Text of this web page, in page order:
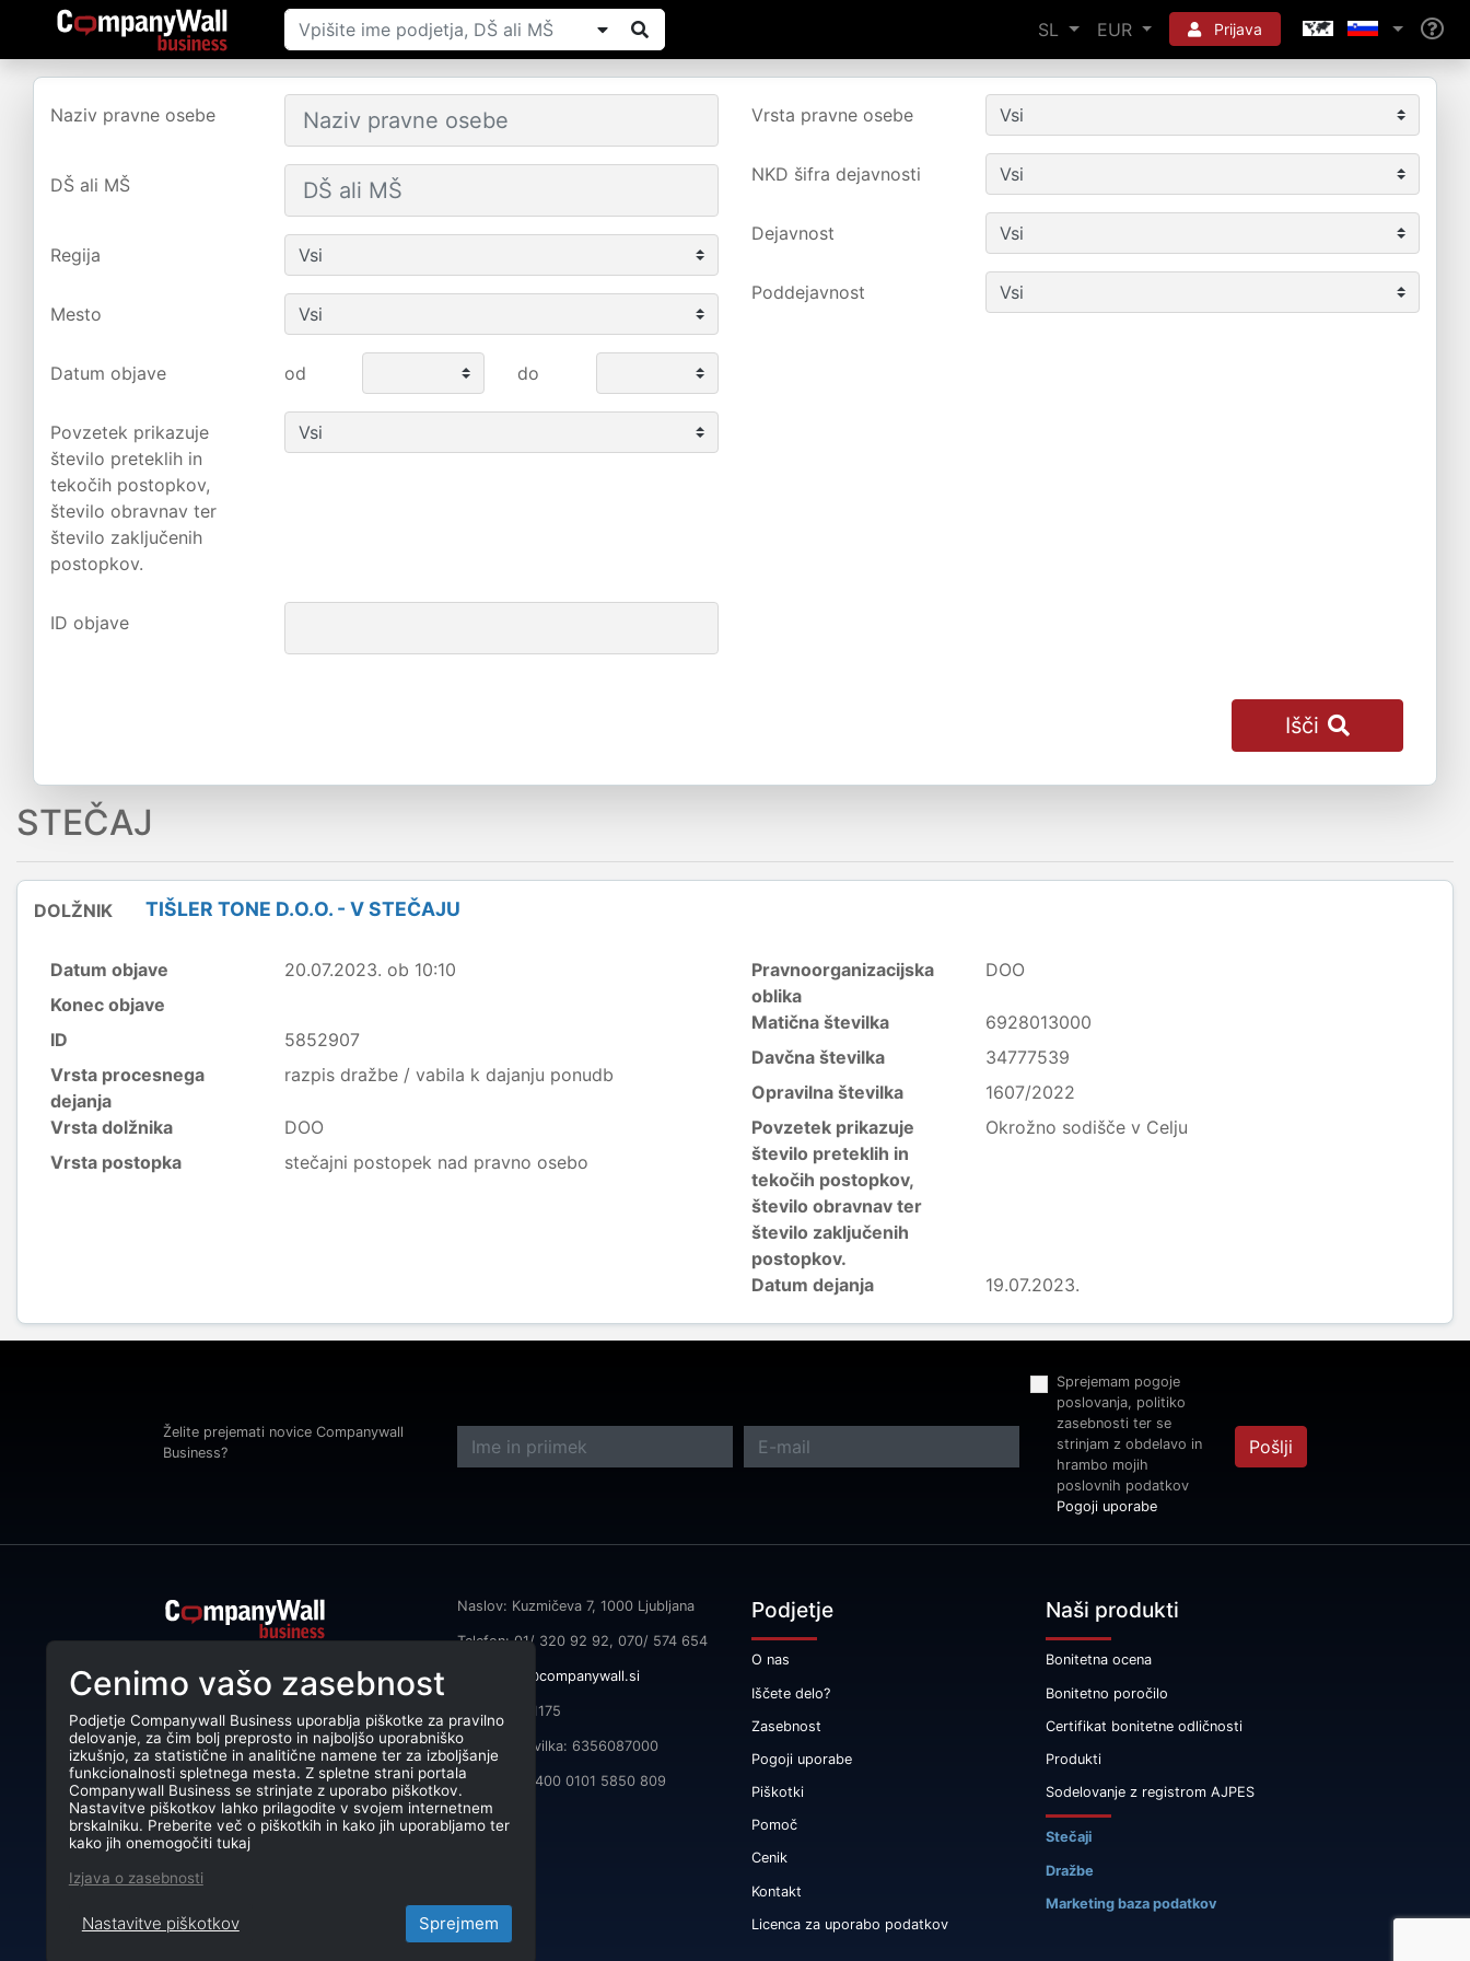
SL EUR Prijava
Naziv pravne osebe
DŠ ali MŠ
Regija
Mesto
Vrsta pravne osebe
NKD šifra dejavnosti
Dejavnost
Poddejavnost
Datum objave od do
Povzetek prikazuje
število preteklih in
tekočih postopkov,
število obravnav ter
število zaključenih
postopkov.
ID objave
Išči
STEČAJ
DOLŽNIK TIŠLER TONE D.O.O. - V STEČAJU
Datum objave
20.07.2023. ob 10:10
Konec objave
ID
5852907
Vrsta procesnega
dejanja
razpis dražbe / vabila k dajanju ponudb
Vrsta dolžnika
DOO
Vrsta postopka
stečajni postopek nad pravno osebo
Pravnoorganizacijska
oblika
DOO
Matična številka
6928013000
Davčna številka
34777539
Opravilna številka
1607/2022
Povzetek prikazuje
število preteklih in
tekočih postopkov,
število obravnav ter
število zaključenih
postopkov.
Okrožno sodišče v Celju
Datum dejanja 19.07.2023.
Želite prejemati novice Companywall
Business?
Sprejemam pogoje
poslovanja, politiko
zasebnosti ter se
strinjam z obdelavo in
hrambo mojih
poslovnih podatkov
Pogoji uporabe
Pošlji
podjetjem pomaga izboljšati
poslovanje z iskanjem in povezovanjem
strank.
CompanyWall Business © 2026
Naslov: Kuzmičeva 7, 1000 Ljubljana
Telefon: 01/ 320 92 92, 070/ 574 654
info@companywall.si
DŠ: SI55591175
Matična številka: 6356087000
TRR: SI56 3400 0101 5850 809
Podjetje
O nas
Iščete delo?
Zasebnost
Pogoji uporabe
Piškotki
Pomoč
Cenik
Kontakt
Licenca za uporabo podatkov
Naši produkti
Bonitetna ocena
Bonitetno poročilo
Certifikat bonitetne odličnosti
Produkti
Sodelovanje z registrom AJPES
Stečaji
Dražbe
Marketing baza podatkov
Cenimo vašo zasebnost
Podjetje Companywall Business uporablja piškotke za pravilno
delovanje, za čim bolj preprosto in najboljšo uporabniško
izkušnjo, za statistične in analitične namene ter za izboljšanje
funkcionalnosti spletnega mesta. Z spletne strani portala
Companywall Business se strinjate z uporabo piškotkov.
Nastavitve piškotkov lahko prilagodite v svojem internetnem
brskalniku. Preberite več o piškotkih in kako jih uporabljamo ter
kako jih onemogočiti tukaj
Izjava o zasebnosti
Nastavitve piškotkov Sprejmem